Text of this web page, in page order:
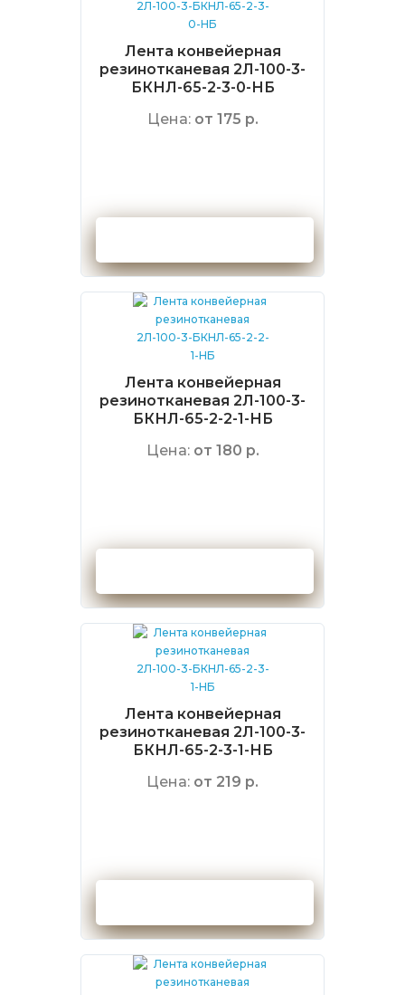
Лента конвейерная
резинотканевая 2Л-100-3-
БКНЛ-65-2-3-0-НБ
Цена: от 175 р.
Лента конвейерная
резинотканевая 2Л-100-3-
БКНЛ-65-2-2-1-НБ
Цена: от 180 р.
Лента конвейерная
резинотканевая 2Л-100-3-
БКНЛ-65-2-3-1-НБ
Цена: от 219 р.